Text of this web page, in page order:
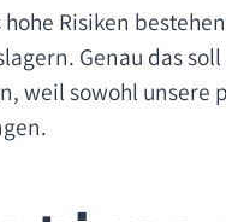
Risiken
Genau das
weil sowohl